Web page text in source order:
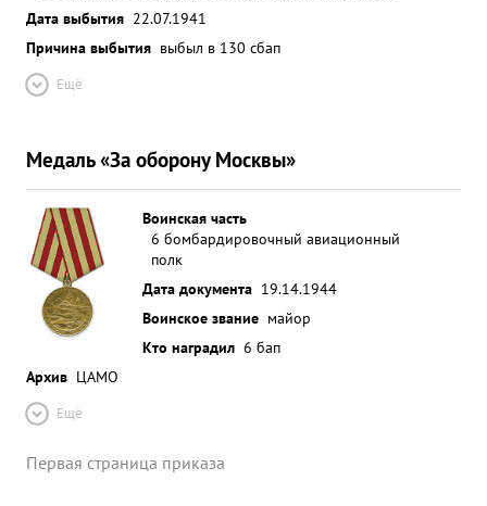
Дата выбытия 22.07.1941
Причина выбытия выбыл в 130 сбап
Ещё
Медаль «За оборону Москвы»
Воинская часть
6 бомбардировочный авиационный
полк
Дата документа 19.14.1944
Воинское звание майор
Кто наградил 6 бап
Архив ЦАМО
Ещё
Первая страница приказа